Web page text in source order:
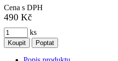
Cena s DPH
490 Kč
ks
Koupit Poptat